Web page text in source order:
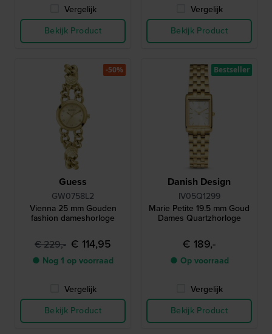
Vergelijk
Bekijk Product
Vergelijk
Bekijk Product
Guess
GW0758L2
Vienna 25 mm Gouden
fashion dameshorloge
€ 229,- € 114,95
● Nog 1 op voorraad
Vergelijk
Bekijk Product
-50%
Danish Design
IV05Q1299
Marie Petite 19.5 mm Goud
Dames Quartzhorloge
€ 189,-
● Op voorraad
Vergelijk
Bekijk Product
Bestseller